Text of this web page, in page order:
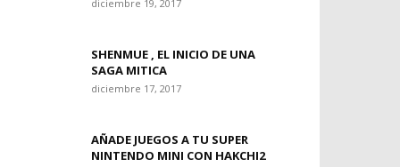
diciembre 19, 2017
SHENMUE , EL INICIO DE UNA
SAGA MITICA
diciembre 17, 2017
AÑADE JUEGOS A TU SUPER
NINTENDO MINI CON HAKCHI2